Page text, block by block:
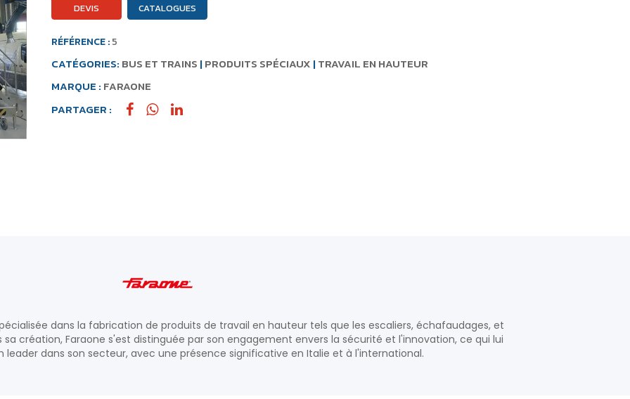
RÉFÉRENCE :5
CATÉGORIES: BUS ET TRAINS | PRODUITS SPÉCIAUX | TRAVAIL EN HAUTEUR
MARQUE : FARAONE
PARTAGER :
DEVIS CATALOGUES
dans la fabrication de produits de travail en hauteur tels que les escaliers, échafaudages, et
sa création, Faraone s'est distinguée par son engagement envers la sécurité et l'innovation, ce qui lui
leader dans son secteur, avec une présence significative en Italie et à l'international.